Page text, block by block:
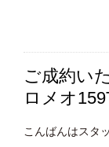
ご成約い
ロメオ
こんばんはスタ